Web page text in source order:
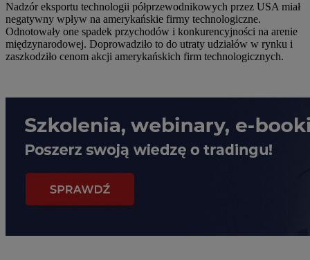
Nadzór eksportu technologii półprzewodnikowych przez USA miał
negatywny wpływ na amerykańskie firmy technologiczne.
Odnotowały one spadek przychodów i konkurencyjności na arenie
międzynarodowej. Doprowadziło to do utraty udziałów w rynku i
zaszkodziło cenom akcji amerykańskich firm technologicznych.